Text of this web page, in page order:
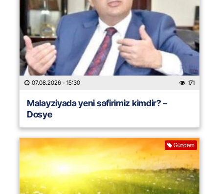
07.08.2026 - 15:30 171
Malayziyada yeni səfirimiz kimdir? –
Dosye
Gündəm